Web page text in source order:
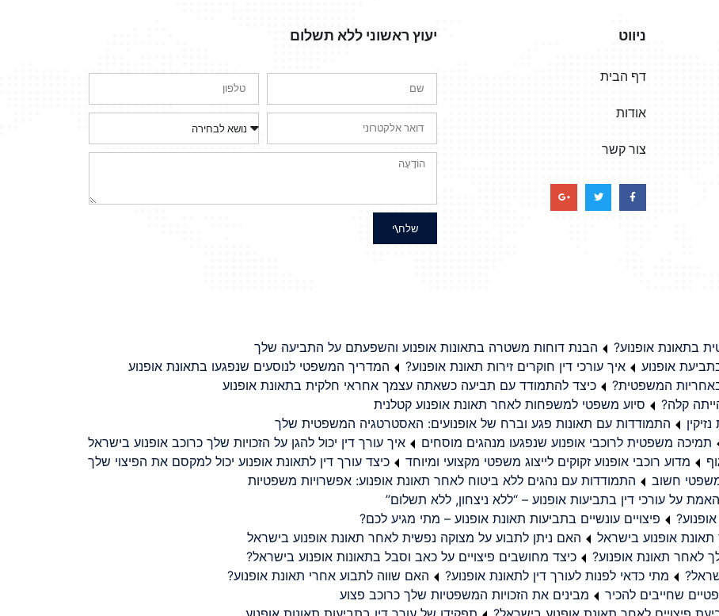
ניווט
דף הבית
אודות
צור קשר
יעוץ ראשוני ללא תשלום
שלח\י
בתאונת אופנוע?
הבנת דוחות משטרה בתאונות אופנוע והשפעתם על התביעה שלך
אופנוע
איך עורכי דין חוקרים זירות תאונת אופנוע?
המדריך המשפטי לנוסעים שנפגעו בתאונת אופנוע
באחריות המשפטית?
כיצד להתמודד עם תביעה כשאתה עצמך אחראי חלקית בתאונת אופנוע
קלה?
סיוע משפטי למשפחות לאחר תאונת אופנוע קטלנית
התמודדות עם תאונות פגע וברח של אופנועים: האסטרטגיה המשפטית שלך
תמיכה משפטית לרוכבי אופנוע שנפגעו מנהגים מוסחים
איך עורך דין יכול להגן על הזכויות שלך כרוכב אופנוע בישראל
מדוע רוכבי אופנוע זקוקים לייצוג משפטי מקצועי ומיוחד
כיצד עורך דין לתאונת אופנוע יכול למקסם את הפיצוי שלך
חשוב
התמודדות עם נהגים ללא ביטוח לאחר תאונת אופנוע: אפשרויות משפטיות
על עורכי דין בתביעות אופנוע – “ללא ניצחון, ללא תשלום”
פיצויים עונשיים בתביעות תאונת אופנוע – מתי מגיע לכם?
אופנוע בישראל
האם ניתן לתבוע על מצוקה נפשית לאחר תאונת אופנוע בישראל
לאחר תאונת אופנוע?
כיצד מחושבים פיצויים על כאב וסבל בתאונות אופנוע בישראל?
מתי כדאי לפנות לעורך דין לתאונת אופנוע?
האם שווה לתבוע אחרי תאונת אופנוע?
שחייבים להכיר
מבינים את הזכויות המשפטיות שלך כרוכב פצוע